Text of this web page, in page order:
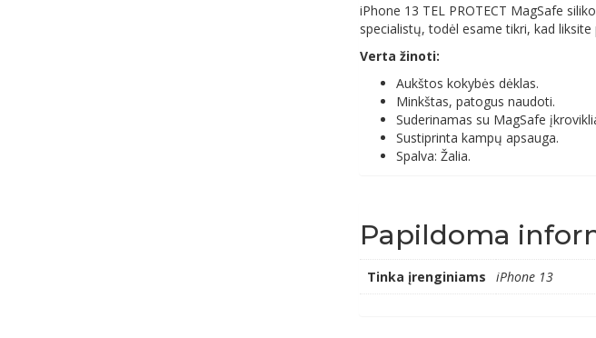
iPhone 13 TEL PROTECT MagSafe
specialistų, todėl esame tikri, kad
Verta žinoti:
Aukštos kokybės dėklas.
Minkštas, patogus naudoti.
Suderinamas su MagSafe
Sustiprinta kampų apsauga.
Spalva: Žalia.
Papildoma
Tinka įrenginiams iPhone 13